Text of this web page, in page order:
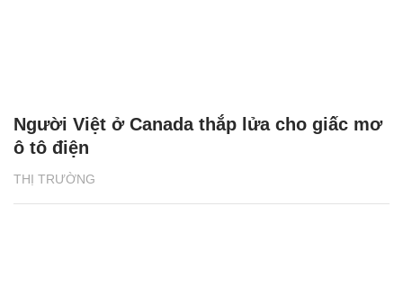
THỊ TRƯỜNG
Người Việt ở Canada thắp lửa cho giấc mơ
ô tô điện